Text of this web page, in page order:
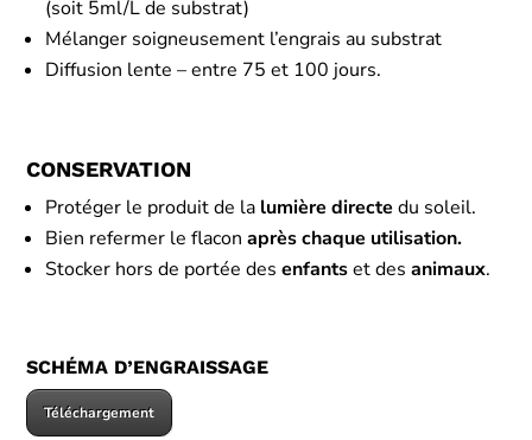
(soit 5ml/L de substrat)
Mélanger soigneusement l’engrais au substrat
Diffusion lente – entre 75 et 100 jours.
CONSERVATION
Protéger le produit de la lumière directe du soleil.
Bien refermer le flacon après chaque utilisation.
Stocker hors de portée desenfantset desanimaux.
SCHÉMA D’ENGRAISSAGE
Téléchargement